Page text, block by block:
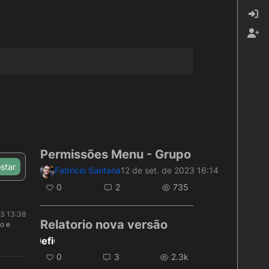
13:38
e
Permissões Menu - Grupo
Fabrício Santana12 de set. de 2023 16:14
0
2 735
Relatorio nova versão
undefined
0 3 2.3k